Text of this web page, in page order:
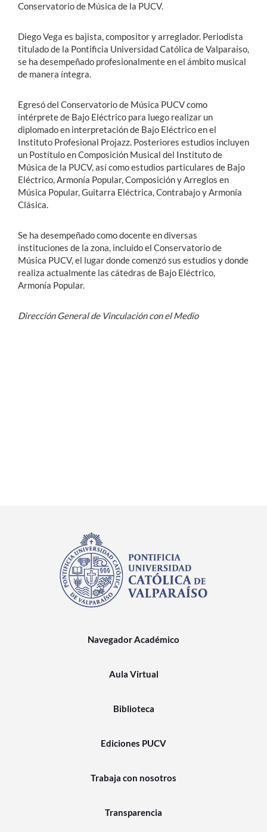
Conservatorio de Música de la PUCV.
Diego Vega es bajista, compositor y arreglador. Periodista
titulado de la Pontificia Universidad Católica de Valparaíso,
se ha desempeñado profesionalmente en el ámbito musical
de manera íntegra.
Egresó del Conservatorio de Música PUCV como
intérprete de Bajo Eléctrico para luego realizar un
diplomado en interpretación de Bajo Eléctrico en el
Instituto Profesional Projazz. Posteriores estudios incluyen
un Postítulo en Composición Musical del Instituto de
Música de la PUCV, así como estudios particulares de Bajo
Eléctrico, Armonía Popular, Composición y Arreglos en
Música Popular, Guitarra Eléctrica, Contrabajo y Armonía
Clásica.
Se ha desempeñado como docente en diversas
instituciones de la zona, incluido el Conservatorio de
Música PUCV, el lugar donde comenzó sus estudios y donde
realiza actualmente las cátedras de Bajo Eléctrico,
Armonía Popular.
Dirección General de Vinculación con el Medio
Navegador Académico
Aula Virtual
Biblioteca
Ediciones PUCV
Trabaja con nosotros
Transparencia